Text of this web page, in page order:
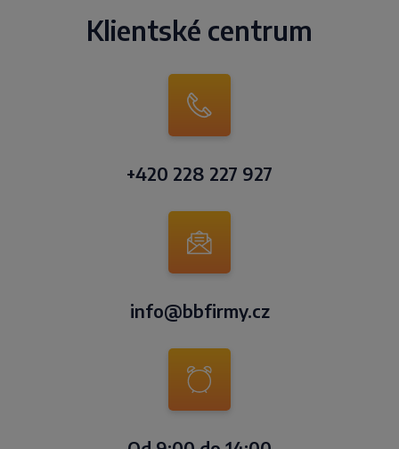
Klientské centrum
+420 228 227 927
info@bbfirmy.cz